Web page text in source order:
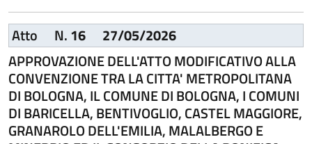
Atto N.16
27/05/2026
APPROVAZIONE DELL'ATTO MODIFICATIVO ALLA
CONVENZIONE TRA LA CITTA' METROPOLITANA
DI BOLOGNA, IL COMUNE DI BOLOGNA, I COMUNI
DI BARICELLA, BENTIVOGLIO, CASTEL MAGGIORE,
GRANAROLO DELL'EMILIA, MALALBERGO E